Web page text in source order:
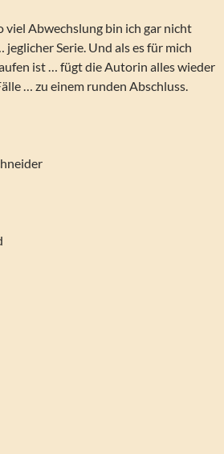
viel Abwechslung bin ich gar nicht
Serie. Und als es für mich
ist … fügt die Autorin alles wieder
… zu einem runden Abschluss.